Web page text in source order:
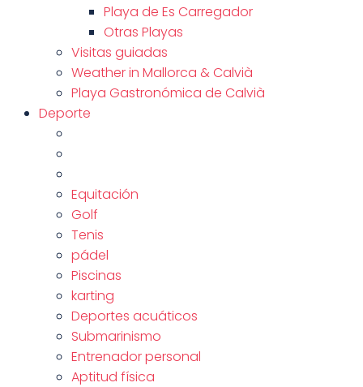
Playa de Es Carregador
Otras Playas
Visitas guiadas
Weather in Mallorca & Calvià
Playa Gastronómica de Calvià
Deporte
Equitación
Golf
Tenis
pádel
Piscinas
karting
Deportes acuáticos
Submarinismo
Entrenador personal
Aptitud física